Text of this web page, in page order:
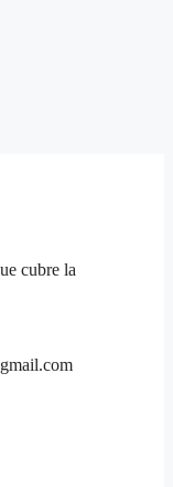
cubre la